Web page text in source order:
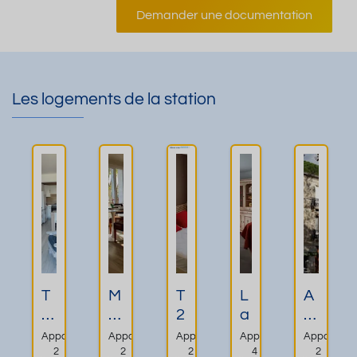
Demander une documentation
Les logements de la station
T
2
d
e
Appartement
2
M
a
g
ni
Appartement
2
T
2
4
5
Appartement
2
L
a
r
é
Appartement
4
A
p
p
a
2